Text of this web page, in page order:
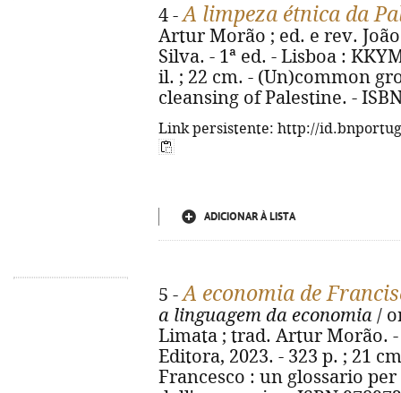
4 -A limpeza étnica da
Artur Morão ; ed. e rev.
Silva. - 1ª ed. - Lisboa :
il. ; 22 cm. - (Un)common
cleansing of Palestine. -
Link persistente: http://
ADICIONAR À LISTA
5 -A economia de
a linguagem da economia /
Limata ; trad. Artur Morão.
Editora, 2023. - 323 p. ; 21
Francesco : un glossario